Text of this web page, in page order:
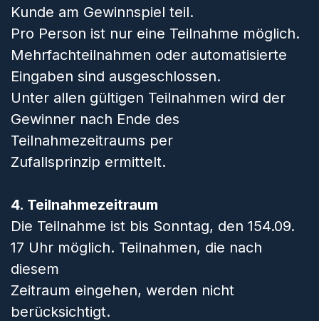
Kunde am Gewinnspiel teil.
Pro Person ist nur eine Teilnahme möglich.
Mehrfachteilnahmen oder automatisierte
Eingaben sind ausgeschlossen.
Unter allen gültigen Teilnahmen wird der
Gewinner nach Ende des
Teilnahmezeitraums per
Zufallsprinzip ermittelt.
4. Teilnahmezeitraum
Die Teilnahme ist bis Sonntag, den 154.09.
17 Uhr möglich. Teilnahmen, die nach
diesem
Zeitraum eingehen, werden nicht
berücksichtigt.